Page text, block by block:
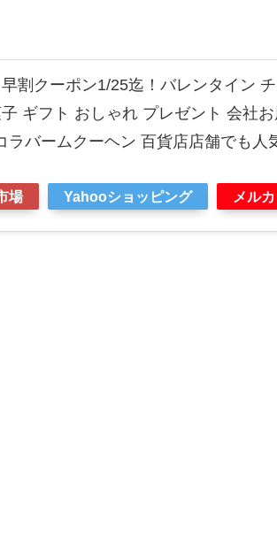
割クーポン1/25迄！バレンタイン
ギフト おしゃれ プレゼント 会社
ラバームクーヘン 百貨店店舗でも人
場 Yahooショッピング メルカ